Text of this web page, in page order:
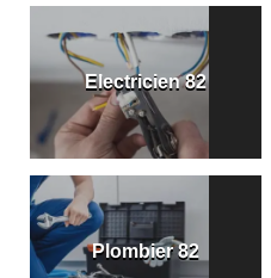
Electricien 82
Plombier 82